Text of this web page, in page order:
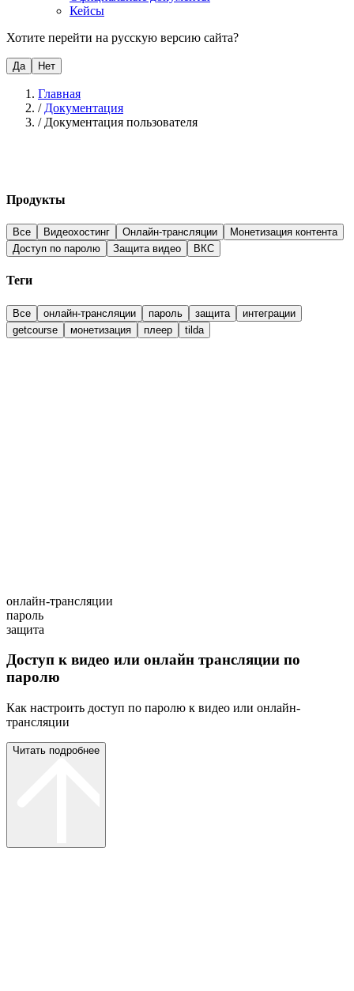
Кейсы
Хотите перейти на русскую версию сайта?
Да Нет
Главная
/ Документация
/ Документация пользователя
Продукты
Все Видеохостинг Онлайн-трансляции
Монетизация контента
Доступ по паролю
Защита видео ВКС
Теги
Все онлайн-трансляции пароль защита
интеграции
getcourse
монетизация плеер tilda
онлайн-трансляции
пароль
защита
Доступ к видео или онлайн трансляции по
паролю
Как настроить доступ по паролю к видео или онлайн-
трансляции
Читать подробнее